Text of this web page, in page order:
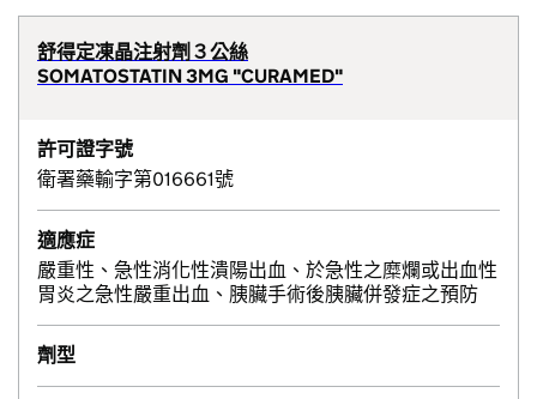
舒得定凍晶注射劑３公絲
SOMATOSTATIN 3MG "CURAMED"
許可證字號
衛署藥輸字第016661號
適應症
嚴重性、急性消化性潰陽出血、於急性之糜爛或出血性
胃炎之急性嚴重出血、胰臟手術後胰臟併發症之預防
劑型